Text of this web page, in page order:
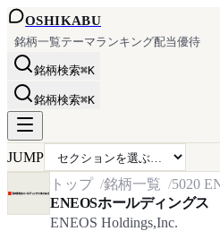
OSHIKABU
銘柄一覧テーマランキング配当優待
銘柄検索⌘K
銘柄検索⌘K
JUMP
トップ
銘柄一覧 5020
ENEOSホールディングス
ENEOS Holdings,Inc.